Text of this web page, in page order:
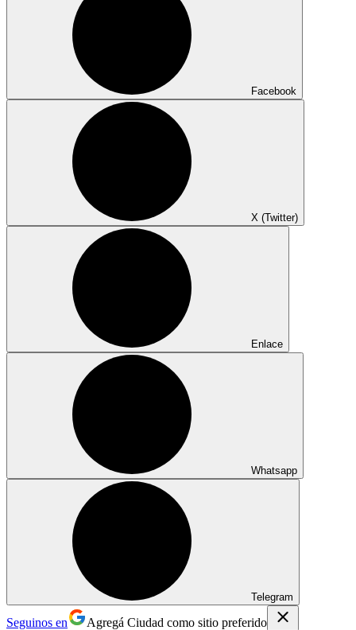
Facebook
X (Twitter)
Enlace
Whatsapp
Telegram
Seguinos en Agregá Ciudad como sitio preferido